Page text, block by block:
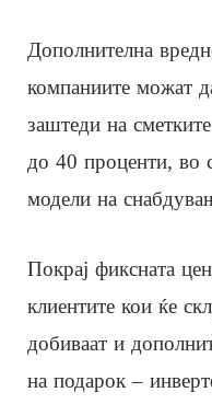
Дополнителна
компаниите можат
заштеди на
до 40 проценти, во
модели на
Покрај фиксната
клиентите кои ќе
добиваат и
на подарок –